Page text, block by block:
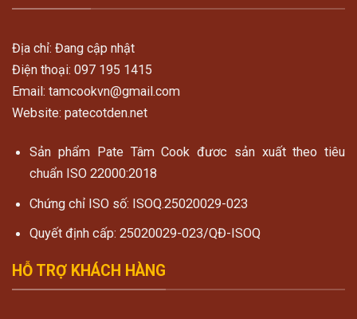
Địa chỉ: Đang cập nhật
Điện thoại: 097 195 1415
Email: tamcookvn@gmail.com
Website: patecotden.net
Sản phẩm Pate Tâm Cook đươc sản xuất theo tiêu
chuẩn ISO 22000:2018
Chứng chỉ ISO số: ISOQ.25020029-023
Quyết định cấp: 25020029-023/QĐ-ISOQ
HỖ TRỢ KHÁCH HÀNG